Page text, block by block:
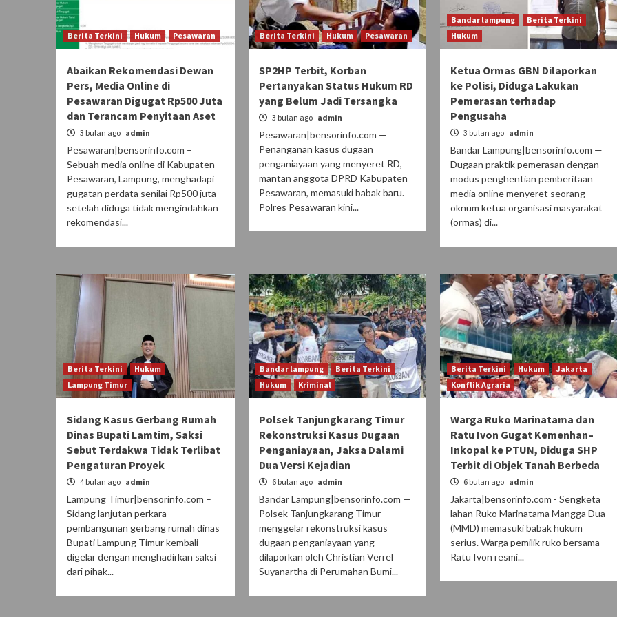
Berita Terkini Hukum Pesawaran
Abaikan Rekomendasi Dewan
Pers, Media Online di
Pesawaran Digugat Rp500 Juta
dan Terancam Penyitaan Aset
3 bulan ago admin
Pesawaran|bensorinfo.com –
Sebuah media online di Kabupaten
Pesawaran, Lampung, menghadapi
gugatan perdata senilai Rp500 juta
setelah diduga tidak mengindahkan
rekomendasi...
Berita Terkini Hukum Pesawaran
SP2HP Terbit, Korban
Pertanyakan Status Hukum RD
yang Belum Jadi Tersangka
3 bulan ago admin
Pesawaran|bensorinfo.com —
Penanganan kasus dugaan
penganiayaan yang menyeret RD,
mantan anggota DPRD Kabupaten
Pesawaran, memasuki babak baru.
Polres Pesawaran kini...
Bandar lampung
Berita Terkini
Hukum
Ketua Ormas GBN Dilaporkan
ke Polisi, Diduga Lakukan
Pemerasan terhadap
Pengusaha
3 bulan ago admin
Bandar Lampung|bensorinfo.com —
Dugaan praktik pemerasan dengan
modus penghentian pemberitaan
media online menyeret seorang
oknum ketua organisasi masyarakat
(ormas) di...
Berita Terkini
Hukum
Lampung Timur
Sidang Kasus Gerbang Rumah
Dinas Bupati Lamtim, Saksi
Sebut Terdakwa Tidak Terlibat
Pengaturan Proyek
4 bulan ago admin
Lampung Timur|bensorinfo.com –
Sidang lanjutan perkara
pembangunan gerbang rumah dinas
Bupati Lampung Timur kembali
digelar dengan menghadirkan saksi
dari pihak...
Bandar lampung
Berita Terkini
Hukum
Kriminal
Polsek Tanjungkarang Timur
Rekonstruksi Kasus Dugaan
Penganiayaan, Jaksa Dalami
Dua Versi Kejadian
6 bulan ago admin
Bandar Lampung|bensorinfo.com —
Polsek Tanjungkarang Timur
menggelar rekonstruksi kasus
dugaan penganiayaan yang
dilaporkan oleh Christian Verrel
Suyanartha di Perumahan Bumi...
Berita Terkini Hukum
Jakarta
Konflik Agraria
Warga Ruko Marinatama dan
Ratu Ivon Gugat Kemenhan–
Inkopal ke PTUN, Diduga SHP
Terbit di Objek Tanah Berbeda
6 bulan ago admin
Jakarta|bensorinfo.com - Sengketa
lahan Ruko Marinatama Mangga Dua
(MMD) memasuki babak hukum
serius. Warga pemilik ruko bersama
Ratu Ivon resmi...